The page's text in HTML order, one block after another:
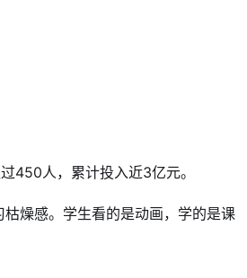
450人，累计投入近3亿元。
燥感。学生看的是动画，学的是课